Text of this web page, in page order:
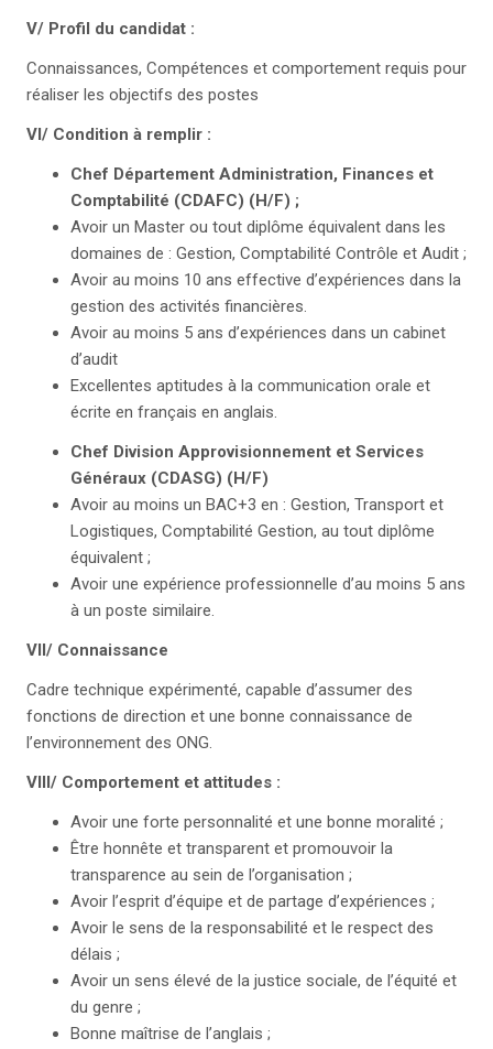
V/ Profil du candidat :
Connaissances, Compétences et comportement requis pour
réaliser les objectifs des postes
VI/ Condition à remplir :
Chef Département Administration, Finances et
Comptabilité (CDAFC) (H/F) ;
Avoir un Master ou tout diplôme équivalent dans les
domaines de : Gestion, Comptabilité Contrôle et Audit ;
Avoir au moins 10 ans effective d’expériences dans la
gestion des activités financières.
Avoir au moins 5 ans d’expériences dans un cabinet
d’audit
Excellentes aptitudes à la communication orale et
écrite en français en anglais.
Chef Division Approvisionnement et Services
Généraux (CDASG) (H/F)
Avoir au moins un BAC+3 en : Gestion, Transport et
Logistiques, Comptabilité Gestion, au tout diplôme
équivalent ;
Avoir une expérience professionnelle d’au moins 5 ans
à un poste similaire.
VII/ Connaissance
Cadre technique expérimenté, capable d’assumer des
fonctions de direction et une bonne connaissance de
l’environnement des ONG.
VIII/ Comportement et attitudes :
Avoir une forte personnalité et une bonne moralité ;
Être honnête et transparent et promouvoir la
transparence au sein de l’organisation ;
Avoir l’esprit d’équipe et de partage d’expériences ;
Avoir le sens de la responsabilité et le respect des
délais ;
Avoir un sens élevé de la justice sociale, de l’équité et
du genre ;
Bonne maîtrise de l’anglais ;